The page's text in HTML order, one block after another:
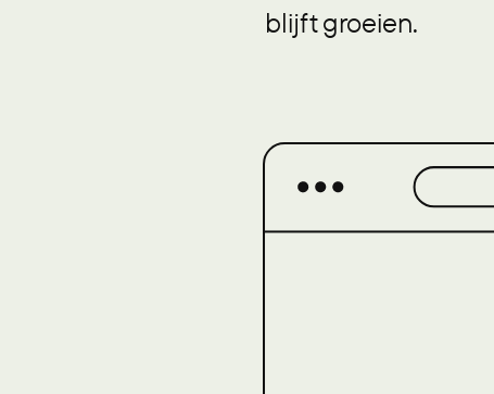
blijft groeien.